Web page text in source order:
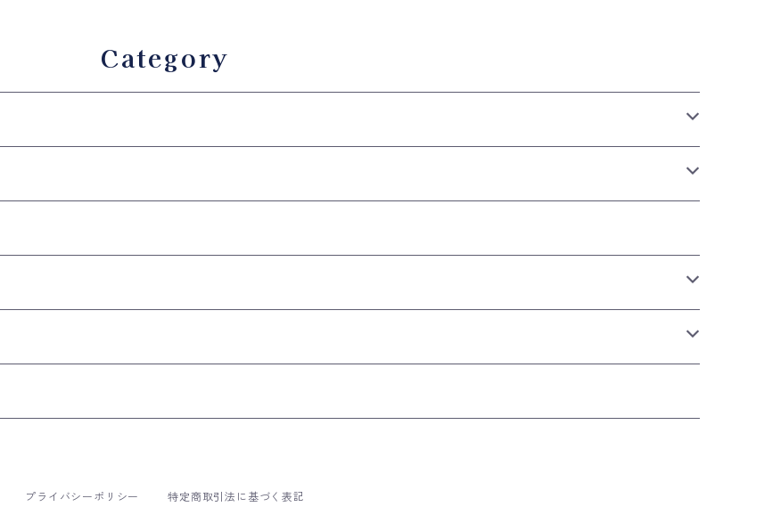
Category
プライバシーポリシー 特定商取引法に基づく表記